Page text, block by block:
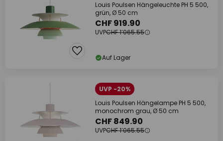
Louis Poulsen Hängeleuchte PH 5 500,
grün, Ø 50 cm
CHF 919.90
UVPCHF 1’065.55
Auf Lager
UVP -20%
Louis Poulsen Hängelampe PH 5 500,
monochrom grau, Ø 50 cm
CHF 849.90
UVPCHF 1’065.55